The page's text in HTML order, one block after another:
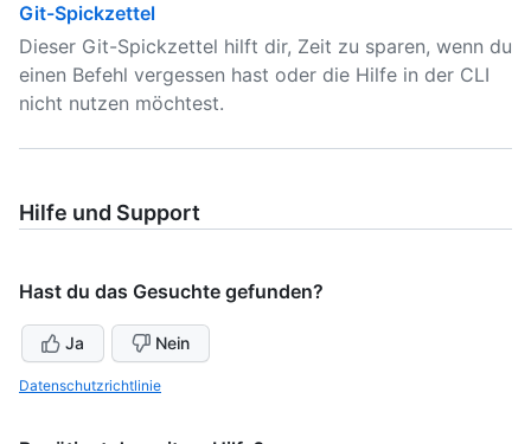
Git-Spickzettel
Dieser Git-Spickzettel hilft dir, Zeit zu sparen, wenn du
einen Befehl vergessen hast oder die Hilfe in der CLI
nicht nutzen möchtest.
Hilfe und Support
Hast du das Gesuchte gefunden?
Ja Nein
Datenschutzrichtlinie